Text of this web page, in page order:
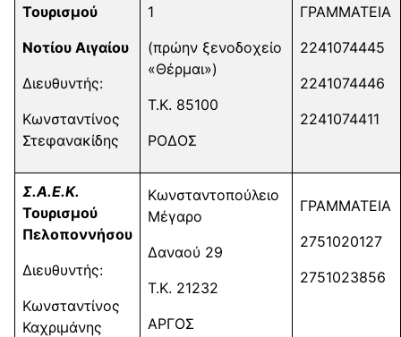
Τουρισμού
Νοτίου Αιγαίου
Διευθυντής:
Κωνσταντίνος
Στεφανακίδης
1
(πρώην ξενοδοχείο
«Θέρμαι»)
Τ.Κ. 85100
ΡΟΔΟΣ
ΓΡΑΜΜΑΤΕΙΑ
2241074445
2241074446
2241074411
Σ.Α.Ε.Κ.
Τουρισμού
Πελοποννήσου
Διευθυντής:
Κωνσταντίνος
Καχριμάνης
Κωνσταντοπούλειο
Μέγαρο
Δαναού 29
Τ.Κ. 21232
ΑΡΓΟΣ
ΓΡΑΜΜΑΤΕΙΑ
2751020127
2751023856